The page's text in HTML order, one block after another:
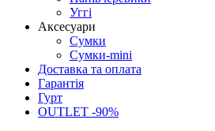
Уггі
Аксесуари
Сумки
Сумки-mini
Доставка та оплата
Гарантія
Гурт
OUTLET -90%